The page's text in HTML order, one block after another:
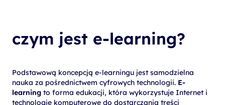
czym jest e-learning?
Podstawową koncepcją e-learningu jest samodzielna
nauka za pośrednictwem cyfrowych technologii. E-
learning to forma edukacji, która wykorzystuje Internet i
technologie komputerowe do dostarczania treści